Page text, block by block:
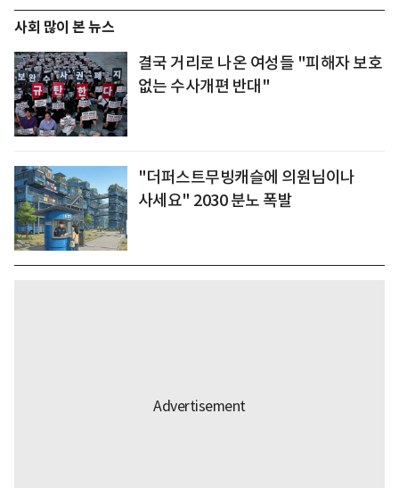
사회 많이 본 뉴스
결국 거리로 나온 여성들 "피해자 보호
없는 수사개편 반대"
"더퍼스트무빙캐슬에 의원님이나
사세요" 2030 분노 폭발